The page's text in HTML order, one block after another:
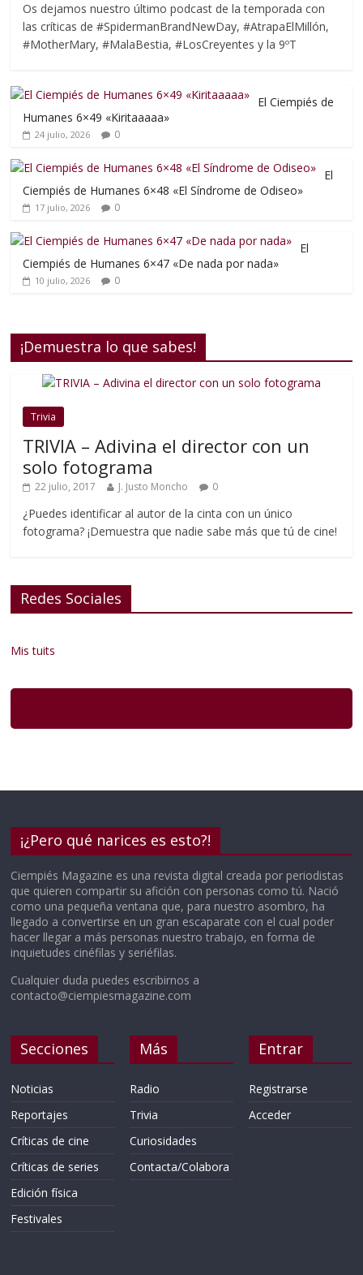
Os dejamos nuestro último podcast de la temporada con
las críticas de #SpidermanBrandNewDay, #AtrapaElMillón,
#MotherMary, #MalaBestia, #LosCreyentes y la 9ºT
El Ciempiés de
Humanes 6×49 «Kiritaaaaa»
24 julio, 2026 0
El
Ciempiés de Humanes 6×48 «El Síndrome de Odiseo»
17 julio, 2026 0
El
Ciempiés de Humanes 6×47 «De nada por nada»
10 julio, 2026 0
¡Demuestra lo que sabes!
Trivia
TRIVIA – Adivina el director con un
solo fotograma
22 julio, 2017 J. Justo Moncho 0
¿Puedes identificar al autor de la cinta con un único
fotograma? ¡Demuestra que nadie sabe más que tú de cine!
Redes Sociales
Mis tuits
¡¿Pero qué narices es esto?!
Ciempiés Magazine es una revista digital creada por periodistas
que quieren compartir su afición con personas como tú. Nació
como una pequeña ventana que, para nuestro asombro, ha
llegado a convertirse en un gran escaparate con el cual poder
hacer llegar a más personas nuestro trabajo, en forma de
inquietudes cinéfilas y seriéfilas.
Cualquier duda puedes escribirnos a
contacto@ciempiesmagazine.com
Secciones
Noticias
Reportajes
Críticas de cine
Críticas de series
Edición física
Festivales
Más
Radio
Trivia
Curiosidades
Contacta/Colabora
Entrar
Registrarse
Acceder